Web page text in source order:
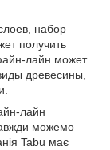
набор
получить
лайн может
древесины,
лайн
можемо
Tabu має